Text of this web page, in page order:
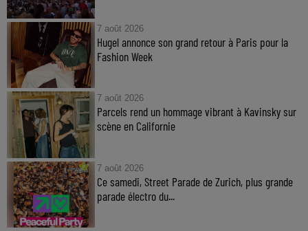
7 août 2026
Hugel annonce son grand retour à Paris pour la
Fashion Week
7 août 2026
Parcels rend un hommage vibrant à Kavinsky sur
scène en Californie
7 août 2026
Ce samedi, Street Parade de Zurich, plus grande
parade électro du...